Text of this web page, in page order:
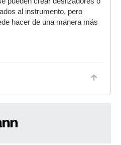
al instrumento, pero
hacer de una manera más